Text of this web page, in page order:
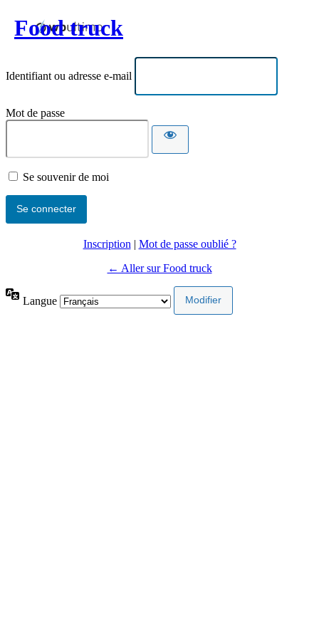
Food truck
Identifiant ou adresse e-mail
Mot de passe
Se souvenir de moi
Inscription | Mot de passe oublié ?
← Aller sur Food truck
Langue